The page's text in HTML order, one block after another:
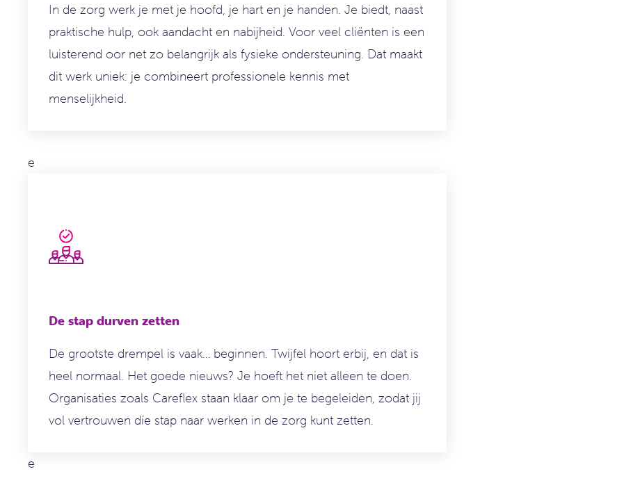
In de zorg werk je met je hoofd, je hart en je handen. Je biedt, naast
praktische hulp, ook aandacht en nabijheid. Voor veel cliënten is een
luisterend oor net zo belangrijk als fysieke ondersteuning. Dat maakt
dit werk uniek: je combineert professionele kennis met
menselijkheid.
e
De stap durven zetten
De grootste drempel is vaak… beginnen. Twijfel hoort erbij, en dat is
heel normaal. Het goede nieuws? Je hoeft het niet alleen te doen.
Organisaties zoals Careflex staan klaar om je te begeleiden, zodat jij
vol vertrouwen díe stap naar werken in de zorg kunt zetten.
e